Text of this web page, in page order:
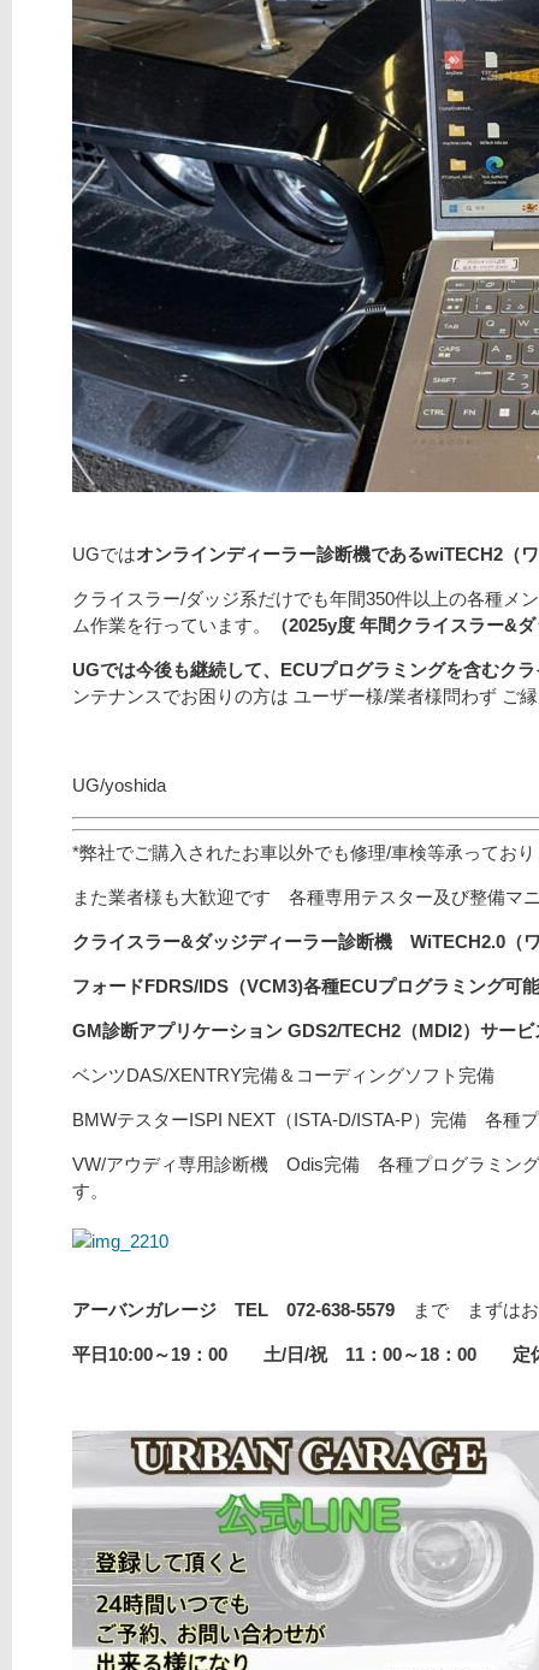
UGではオンラインディーラー診断機であるwiTECH2（
クライスラー/ダッジ系だけでも年間350件以上の各種メ
ム作業を行っています。
（2025y度 年間クライスラー&
UGでは今後も継続して、ECUプログラミングを含むク
ンテナンスでお困りの方は ユーザー様/業者様問わず ご
UG/yoshida
*弊社でご購入されたお車以外でも修理/車検等承ってお
また業者様も大歓迎です 各種専用テスター及び整備マ
クライスラー&ダッジディーラー診断機 WiTECH2.0（
フォードFDRS/IDS（VCM3)各種ECUプログラミング可
GM診断アプリケーション GDS2/TECH2（MDI2）サー
ベンツDAS/XENTRY完備＆コーディングソフト完備
BMWテスターISPI NEXT（ISTA-D/ISTA-P）完備 各種
VW/アウディ専用診断機 Odis完備 各種プログラミン
す。
アーバンガレージ TEL 072-638-5579 まで まずは
平日10:00～19：00 土/日/祝 11：00～18：00 定